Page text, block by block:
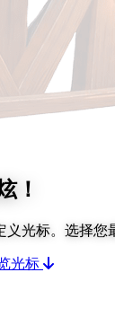
！
义光标。选择
光标